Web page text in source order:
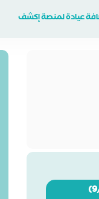
عيادة لمنصة إكشف